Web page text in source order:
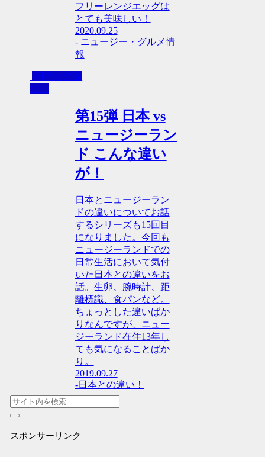
フリーレンジエッグは
とても美味しい！
2020.09.25
- ニュージー・グルメ情
報
-日本との違
い！
第15弾 日本 vs
ニュージーラン
ド こんな違い
が！
日本とニュージーラン
ドの違いについてお話
するシリーズも15回目
になりました。今回も
ニュージーランドでの
日常生活において気付
いた日本との違いをお
話。生卵、腕時計、距
離標識、食パンなど。
ちょっとした違いばか
りなんですが、ニュー
ジーランド在住13年し
ても気になることばか
り。
2019.09.27
-日本との違い！
スポンサーリンク